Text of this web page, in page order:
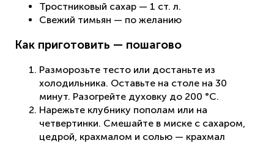
Тростниковый сахар — 1 ст. л.
Свежий тимьян — по желанию
Как приготовить — пошагово
Разморозьте тесто или достаньте из
холодильника. Оставьте на столе на 30
минут. Разогрейте духовку до 200 °C.
Нарежьте клубнику пополам или на
четвертинки. Смешайте в миске с сахаром,
цедрой, крахмалом и солью — крахмал